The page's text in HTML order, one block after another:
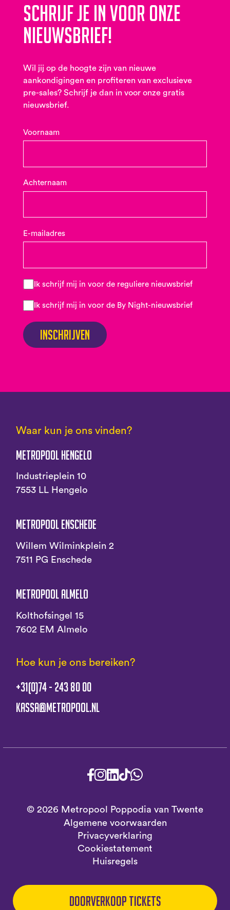
Doorverkoop tickets
Schrijf je in voor onze
nieuwsbrief!
Wil jij op de hoogte zijn van nieuwe
aankondigingen en profiteren van exclusieve
pre-sales? Schrijf je dan in voor onze gratis
nieuwsbrief.
Voornaam
Achternaam
E-mailadres
Ik schrijf mij in voor de reguliere nieuwsbrief
Ik schrijf mij in voor de By Night-nieuwsbrief
Inschrijven
Waar kun je ons vinden?
Metropool Hengelo
Industrieplein 10
7553 LL Hengelo
Metropool Enschede
Willem Wilminkplein 2
7511 PG Enschede
Metropool Almelo
Kolthofsingel 15
7602 EM Almelo
Hoe kun je ons bereiken?
+31(0)74 - 243 80 00
kassa@metropool.nl
© 2026 Metropool Poppodia van Twente
Algemene voorwaarden
Privacyverklaring
Cookiestatement
Huisregels